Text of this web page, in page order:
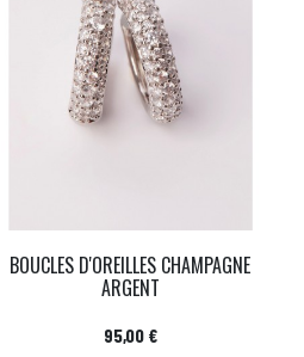
BOUCLES D'OREILLES CHAMPAGNE
ARGENT
Prix
95,00 €